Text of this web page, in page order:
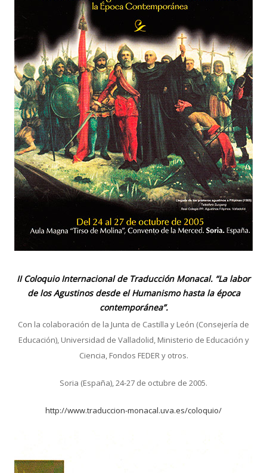
II Coloquio Internacional de Traducción Monacal. “La labor
de los Agustinos desde el Humanismo hasta la época
contemporánea”.
Con la colaboración de la Junta de Castilla y León (Consejería de
Educación), Universidad de Valladolid, Ministerio de Educación y
Ciencia, Fondos FEDER y otros.
Soria (España), 24-27 de octubre de 2005.
http://www.traduccion-monacal.uva.es/coloquio/